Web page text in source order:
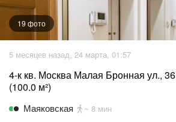
19 фото
5 месяцев назад, 24 марта, 01:57
4-к кв. Москва Малая Бронная ул., 36
(100.0 м²)
Маяковская ~ 8 мин